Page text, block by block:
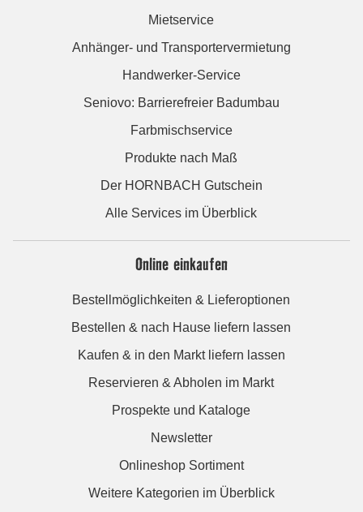
Mietservice
Anhänger- und Transportervermietung
Handwerker-Service
Seniovo: Barrierefreier Badumbau
Farbmischservice
Produkte nach Maß
Der HORNBACH Gutschein
Alle Services im Überblick
Online einkaufen
Bestellmöglichkeiten & Lieferoptionen
Bestellen & nach Hause liefern lassen
Kaufen & in den Markt liefern lassen
Reservieren & Abholen im Markt
Prospekte und Kataloge
Newsletter
Onlineshop Sortiment
Weitere Kategorien im Überblick